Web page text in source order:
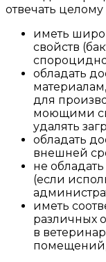
отвечать
иметь
свойств
обладать
для
моющими
удалять
обладать
внешней
не
(если
иметь
различных
в
помещений,